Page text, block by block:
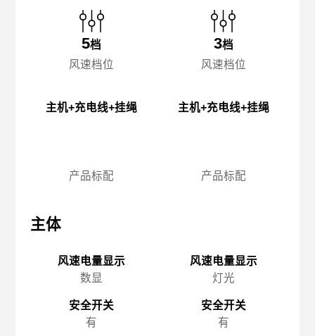
5档
风速档位
主机+充电线+挂绳
产品标配
主体
风速电量显示
数显
安全开关
有
3档
风速档位
主机+充电线+挂绳
产品标配
风速电量显示
灯光
安全开关
有